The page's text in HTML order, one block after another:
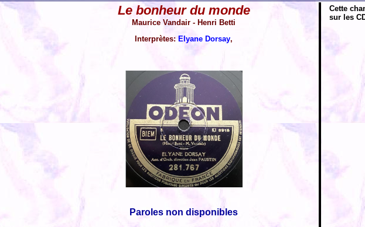
Le bonheur du monde
Maurice Vandair - Henri Betti
Interprètes: Elyane Dorsay,
Paroles non disponibles
Cette
sur les